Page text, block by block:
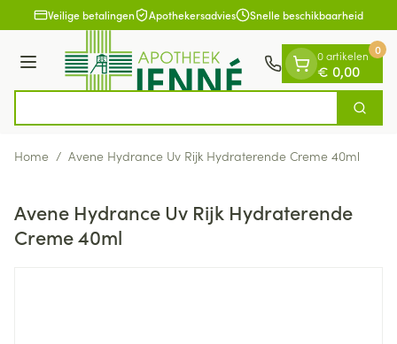
Ga naar de inhoud
1 van 1Veilige betalingen Apothekersadvies Snelle beschikbaarheid
Menu
Zoek
0 artikelen
€ 0,00
0
Home / Avene Hydrance Uv Rijk Hydraterende Creme 40ml
Avene Hydrance Uv Rijk Hydraterende
Creme 40ml